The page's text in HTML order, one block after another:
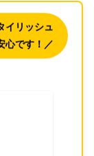
イリッシュ
心です！／